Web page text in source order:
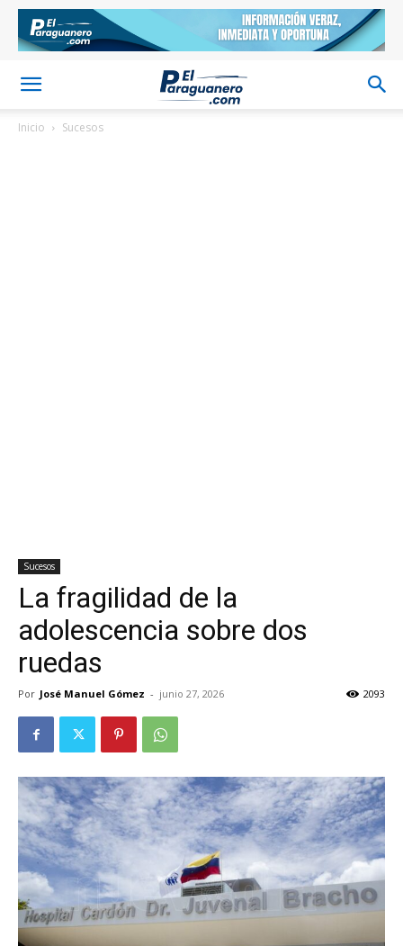
Inicio Sucesos
Sucesos
La fragilidad de la
adolescencia sobre dos
ruedas
Por José Manuel Gómez - junio 27, 2026 2093